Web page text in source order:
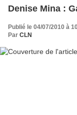
Denise Mina :
Publié le 04/07/2010 à
Par CLN